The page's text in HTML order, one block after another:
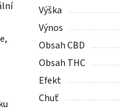
Výška
Výnos
Obsah CBD
Obsah THC
Efekt
Chuť